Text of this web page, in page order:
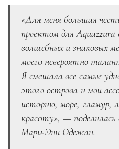
«Для меня большая
проектом для Aquazzura
волшебных и знаковых
моего невероятно
Я смешала все самые
этого острова и мои
историю, море, гламур,
красоту», — поделилась
Мари-Энн Одежан.